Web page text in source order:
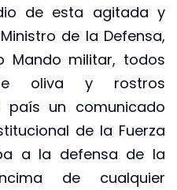
de esta agitada y
de la Defensa,
Mando militar, todos
oliva y rostros
país un comunicado
de la Fuerza
a la defensa de la
de cualquier